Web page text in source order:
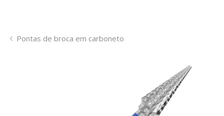
Pontas de broca em carboneto